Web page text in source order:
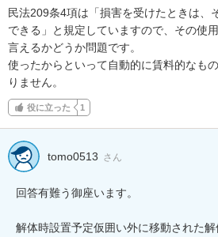
民法209条4項は「損害を受けたときは、
できる」と規定していますので、その使
言えるかどうか問題です。
使ったからといって自動的に賃料的なも
りません。
役に立った 1
tomo0513 さん
回答有難う御座います。
解体時設置予定仮囲い外に移動された